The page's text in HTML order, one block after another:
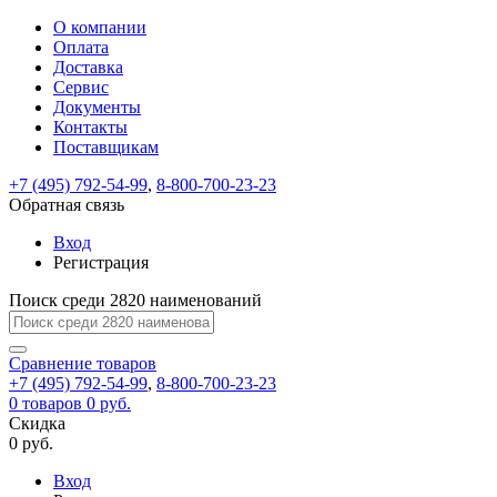
ВходРегистрация
test@example.com
отправлена
по
ней
завершения
регистрации.
Ок
Запомнить
меня
Забыли
Восстановление
пароля
Заполните
форму.
Мы
отправим
ссылку
указанный
электронный
перейдя
по
которой
вы
задать
На
вашу
почту
test@test.ru
ссылка.
Перейдите
по
для
смены
пароля.
Введите
новый
пароль
Сменить
Пароль
успешно
восстановлен
Обратная
связь
Сообщение
пользовательского
сообщение
успешно
отправлено.
О компании
Оплата
Доставка
Сервис
Документы
Контакты
Поставщикам
+7 (495) 792-54-99, 8-800-700-23-23
Обратная связь
Вход
Регистрация
Поиск среди 2820 наименований
Сравнение товаров
+7 (495) 792-54-99, 8-800-700-23-23
0 товаров 0 руб.
Скидка
0 руб.
Вход